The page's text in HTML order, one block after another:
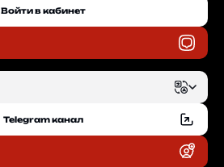
Войти в кабинет
Telegram канал